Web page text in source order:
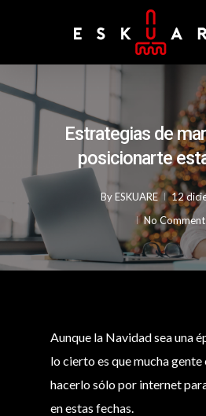
Estrategias de
posicionarte
ByESKUARE
12
No
Aunque la Navidad sea una
lo cierto es que mucha
hacerlo sólo por internet
en estas fechas.